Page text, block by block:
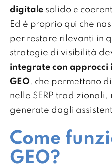
digitale solido e
Ed è proprio qui che
per restare rilevanti in
strategie di visibilità
integrate con approcci
GEO, che permettono
nelle SERP tradizionali,
generate dagli
Come
GEO?